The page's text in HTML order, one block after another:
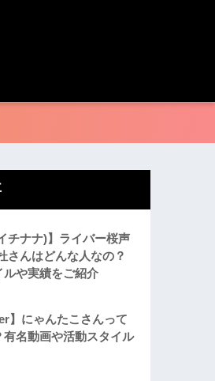
チナナ)】ライバー桜声
さんはどんな人なの？
ルや実績をご紹介
】にゃんたこさんって
有名動画や活動スタイル